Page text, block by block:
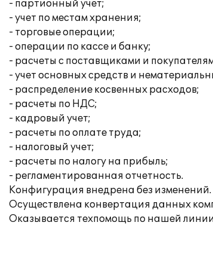
- партионный учет;
- учет по местам хранения;
- торговые операции;
- операции по кассе и банку;
- расчеты с поставщиками и
- учет основных средств и
- распределение косвенных расходов;
- расчеты по НДС;
- кадровый учет;
- расчеты по оплате труда;
- налоговый учет;
- расчеты по налогу на прибыль;
- регламентированная отчетность.
Конфигурация внедрена без изменений.
Осуществлена конвертация данных
Оказывается техпомощь по нашей